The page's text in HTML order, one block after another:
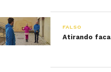
FALSO
Atirando